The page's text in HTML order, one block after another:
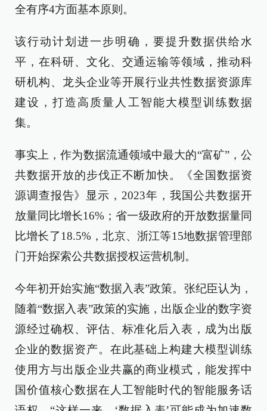
全有序4方面基本原则。
该行动计划进一步明确，要提升数据供给水
平，在科研、文化、交通运输等领域，推动科
研机构、龙头企业等开展行业共性数据资源库
建设，打造高质量人工智能大模型训练数据
集。
事实上，作为数据流通领域中最大的“富矿”，公
共数据开放的步伐正不断加快。《全国数据资
源调查报告》显示，2023年，我国公共数据开
放量同比增长16%；省一级政府的开放数据量同
比增长了18.5%，北京、浙江等15地数据管理部
门开始探索公共数据授权运营机制。
今年初开始实施“数据入表”政策。张纪臣认为，
随着“数据入表”政策的实施，出版企业的数字资
源经过确权、评估、标准化后入表，成为出版
企业的数据资产。在此基础上构建大模型训练
使用方与出版企业共赢的商业模式，能发挥中
国价值核心数据在人工智能时代的智能服务话